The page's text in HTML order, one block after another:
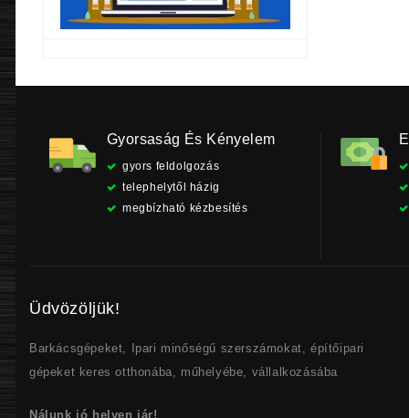
Gyorsaság És Kényelem
gyors feldolgozás
telephelytől házig
megbízható kézbesítés
Üdvözöljük!
Barkácsgépeket, Ipari minőségű szerszámokat, építőipari
gépeket keres otthonába, műhelyébe, vállalkozásába
Nálunk jó helyen jár!